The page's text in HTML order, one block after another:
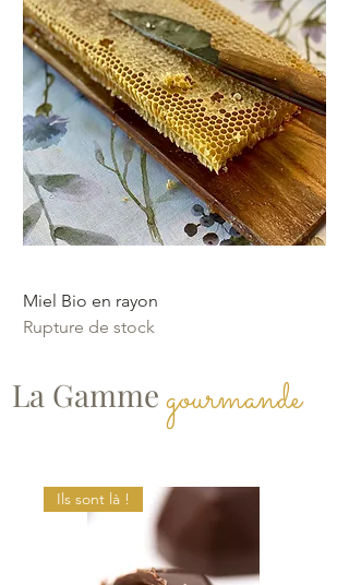
Miel Bio en rayon
Rupture de stock
La Gammegourmande
Ils sont là !